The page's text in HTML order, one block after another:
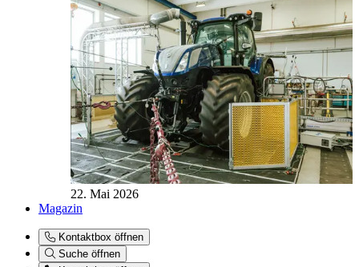
22. Mai 2026
Magazin
Kontaktbox öffnen
Suche öffnen